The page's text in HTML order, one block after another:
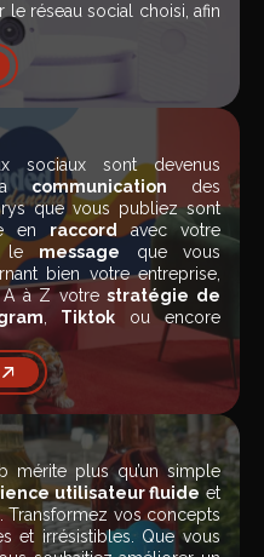
le réseau social choisi, afin
sociaux sont devenus
lacommunication des
que vous publiez sont
en raccord
avec votre
le message que vous
bien votre entreprise,
A à Z votrestratégie de
Tiktok ou encore
mérite plus qu’un simple
utilisateur fluide et
. Transformez vos concepts
et irrésistibles. Que vous